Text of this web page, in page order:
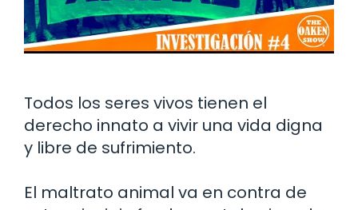
Todos los seres vivos tienen el
derecho innato a vivir una vida digna
y libre de sufrimiento.
El maltrato animal va en contra de